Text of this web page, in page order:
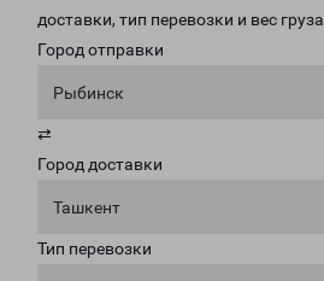
доставки, тип перевозки и вес груза.
Город отправки
Рыбинск
⇄
Город доставки
Ташкент
Тип перевозки